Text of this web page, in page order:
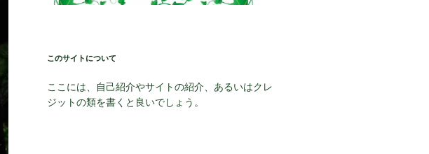
このサイトについて
ここには、自己紹介やサイトの紹介、あるいはクレ
ジットの類を書くと良いでしょう。